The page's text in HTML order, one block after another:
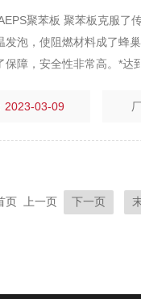
聚苯板 聚苯板克服了
泡，使阻燃材料成了蜂巢
保障，安全性非常高。*达
2023-03-09
页 上一页 下一页